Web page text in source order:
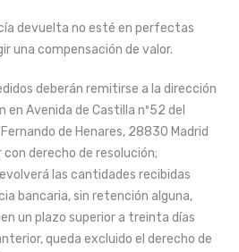
devuelta no esté en perfectas
una compensación de valor.
deberán remitirse a la dirección
Avenida de Castilla nº52 del
de Henares, 28830 Madrid
derecho de resolución;
las cantidades recibidas
bancaria, sin retención alguna,
un plazo superior a treinta días
queda excluido el derecho de